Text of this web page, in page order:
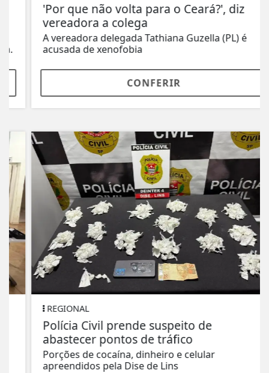
'Por que não volta para o Ceará?', diz
vereadora a colega
A vereadora delegada Tathiana Guzella (PL) é
acusada de xenofobia
CONFERIR
REGIONAL
Polícia Civil prende suspeito de
abastecer pontos de tráfico
Porções de cocaína, dinheiro e celular
apreendidos pela Dise de Lins